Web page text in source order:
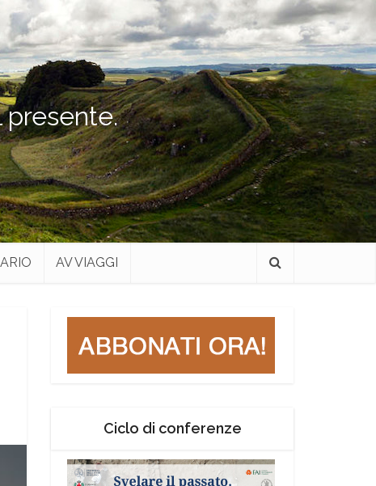
presente.
AV VIAGGI
Ciclo di conferenze